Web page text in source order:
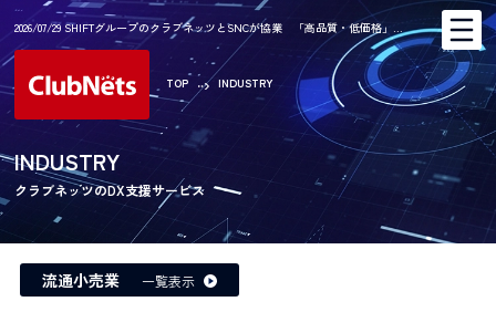
2026/07/29 SHIFTグループのクラブネッツとSNCが協業 「高品質・低価格」…
TOP INDUSTRY
INDUSTRY
クラブネッツのDX支援サービス
流通小売業 一覧表示